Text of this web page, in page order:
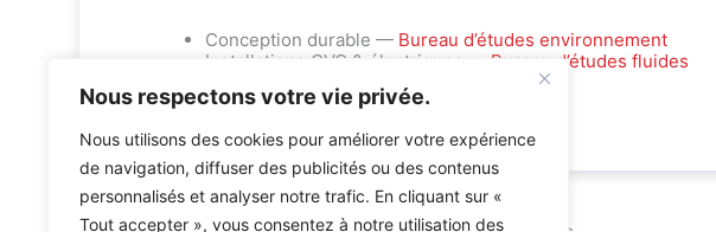
Nous respectons votre vie privée.
Nous utilisons des cookies pour améliorer votre expérience
de navigation, diffuser des publicités ou des contenus
personnalisés et analyser notre trafic. En cliquant sur «
Tout accepter », vous consentez à notre utilisation des
Conception durable — Bureau d’études environnement
Installations CVC & électriques — Bureau d’études fluides